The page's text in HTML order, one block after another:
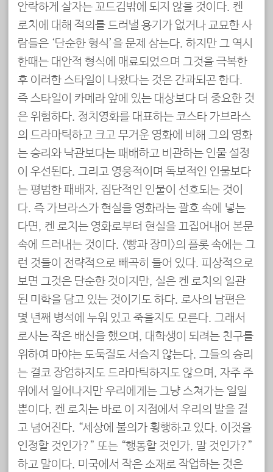
안락하게 살자는 꼬드김밖에 되지 않을 것이다. 켄
로치에 대해 적의를 드러낼 용기가 없거나 교묘한 사
람들은 ‘단순한 형식’을 문제 삼는다. 하지만 그 역시
한때는 대안적 형식에 매료되었으며 그것을 극복한
후 이러한 스타일이 나왔다는 것은 간과되곤 한다.
즉 스타일이 카메라 앞에 있는 대상보다 더 중요한 것
은 위험하다. 정치영화를 대표하는 코스타 가브라스
의 드라마틱하고 크고 무거운 영화에 비해 그의 영화
는 승리와 낙관보다는 패배하고 비관하는 인물 설정
이 우선된다. 그리고 영웅적이며 독보적인 인물보다
는 평범한 패배자, 집단적인 인물이 선호되는 것이
다. 즉 가브라스가 현실을 영화라는 괄호 속에 넣는
다면, 켄 로치는 영화로부터 현실을 끄집어내어 본문
속에 드러내는 것이다. <빵과 장미>의 플롯 속에는 그
런 것들이 전략적으로 빼곡히 들어 있다. 피상적으로
보면 그것은 단순한 것이지만, 실은 켄 로치의 일관
된 미학을 담고 있는 것이기도 하다. 로사의 남편은
몇 년째 병석에 누워 있고 죽을지도 모른다. 그래서
로사는 작은 배신을 했으며, 대학생이 되려는 친구를
위하여 마야는 도둑질도 서슴지 않는다. 그들의 승리
는 결코 장엄하지도 드라마틱하지도 않으며, 자주 주
위에서 일어나지만 우리에게는 그냥 스쳐가는 일일
뿐이다. 켄 로치는 바로 이 지점에서 우리의 발을 걸
고 넘어진다. “세상에 불의가 횡행하고 있다. 이것을
인정할 것인가?” 또는 “행동할 것인가, 말 것인가?”
하고 말이다. 미국에서 작은 소재로 작업하는 것은